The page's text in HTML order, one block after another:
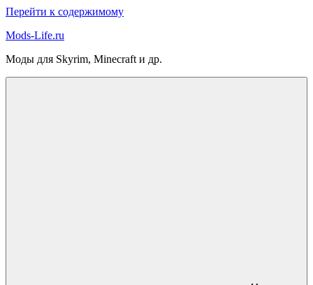
Перейти к содержимому
Mods-Life.ru
Моды для Skyrim, Minecraft и др.